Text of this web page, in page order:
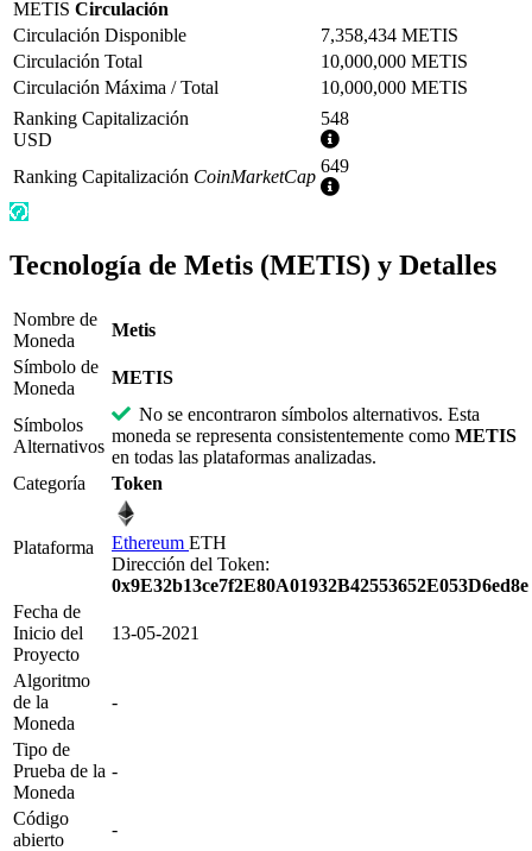
METIS Circulación
Circulación Disponible
7,358,434 METIS
Circulación Total
10,000,000 METIS
Circulación Máxima / Total
10,000,000 METIS
Ranking Capitalización
USD
548
Más
información
Ranking Capitalización CoinMarketCap
649
Más
Tecnología de Metis (METIS) y Detalles
Nombre de
Moneda
Metis
Símbolo de
Moneda
METIS
Símbolos
Alternativos
No se encontraron símbolos alternativos. Esta
moneda se representa consistentemente como METIS
en todas las plataformas analizadas.
Categoría
Token
Plataforma Ethereum ETH
Dirección del Token:
0x9E32b13ce7f2E80A01932B42553652E053D6ed8e
Fecha de
Inicio del
Proyecto
13-05-2021
Algoritmo
de la
Moneda
-
Tipo de
Prueba de la
Moneda
-
Código
abierto
-